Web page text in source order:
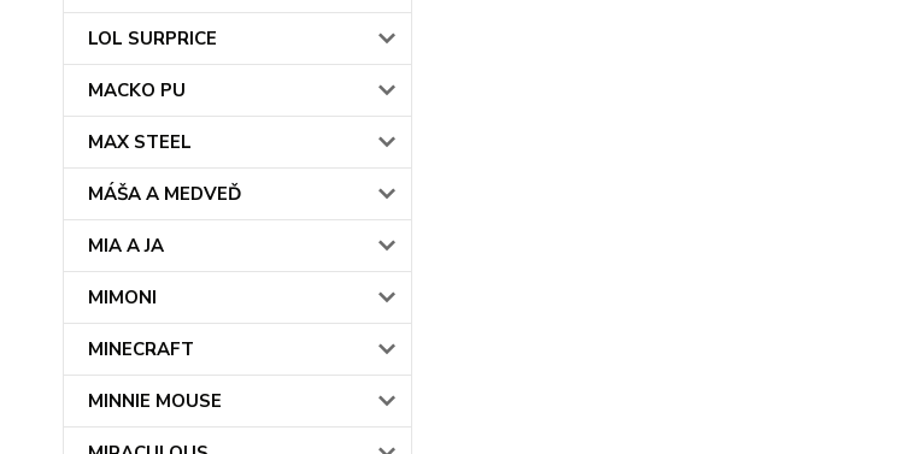
LOL SURPRICE
MACKO PU
MAX STEEL
MÁŠA A MEDVEĎ
MIA A JA
MIMONI
MINECRAFT
MINNIE MOUSE